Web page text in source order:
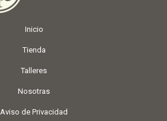
Inicio
Tienda
Talleres
Nosotras
Aviso de Privacidad